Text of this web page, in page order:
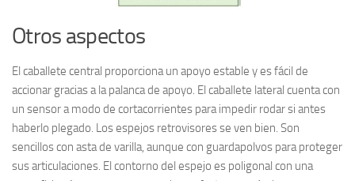
Otros aspectos
El caballete central proporciona un apoyo estable y es fácil de
accionar gracias a la palanca de apoyo. El caballete lateral cuenta con
un sensor a modo de cortacorrientes para impedir rodar si antes
haberlo plegado. Los espejos retrovisores se ven bien. Son
sencillos con asta de varilla, aunque con guardapolvos para proteger
sus articulaciones. El contorno del espejo es poligonal con una